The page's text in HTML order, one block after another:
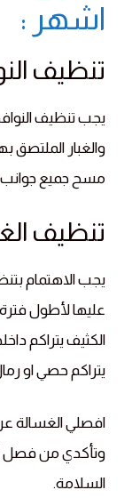
اشهر :
تنظيف
يجب تنظيف
والغبار الملتصق
مسح جميع جوانب
تنظيف
يجب الاهتمام
عليها لأطول
الكثيف يتراكم
يتراكم حصي او
افصلي الغسالة عن
وتأكدي من فصل
السلامة.